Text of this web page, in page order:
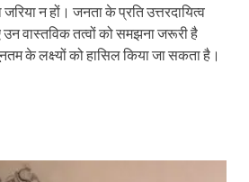
न हों। जनता के प्रति उत्तरदायित्व
उन वास्तविक तत्वों को समझना जरूरी है
के लक्ष्यों को हासिल किया जा सकता है।